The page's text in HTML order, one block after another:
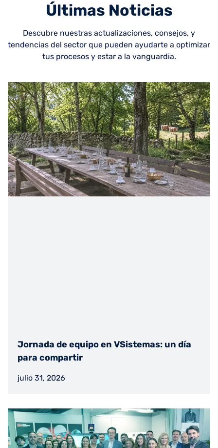
Últimas Noticias
Descubre nuestras actualizaciones, consejos, y
tendencias del sector que pueden ayudarte a optimizar
tus procesos y estar a la vanguardia.
Jornada de equipo en VSistemas: un día
para compartir
julio 31, 2026